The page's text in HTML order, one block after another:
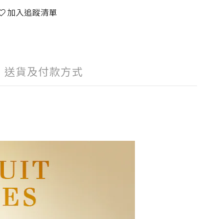
加入追蹤清單
送貨及付款方式